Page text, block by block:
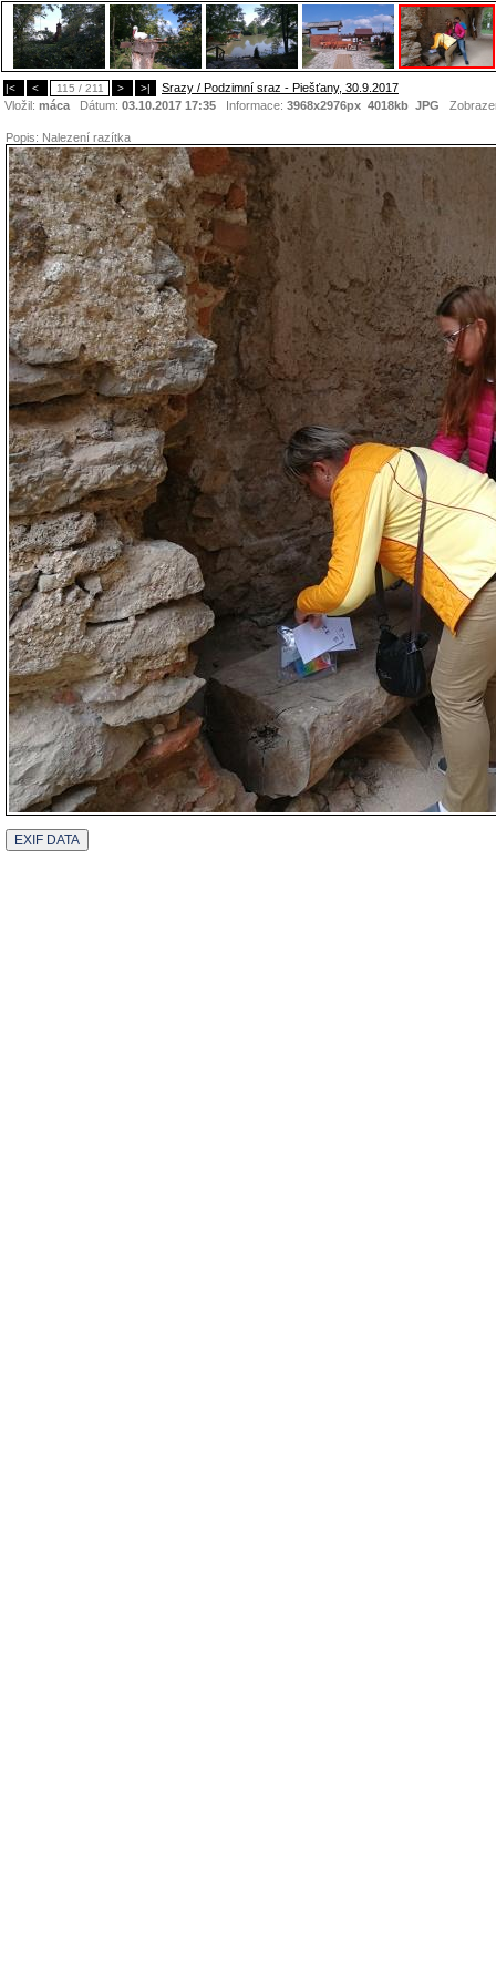
|< < 115 / 211 > >|
Srazy / Podzimní sraz - Piešťany, 30.9.2017
Vložil: máca Dátum: 03.10.2017 17:35 Informace: 3968x2976px 4018kb JPG
Popis: Nalezení razítka